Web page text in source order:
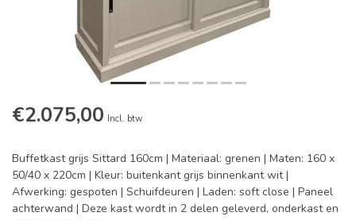
€2.075,00 Incl. btw
Buffetkast grijs Sittard 160cm | Materiaal: grenen | Maten: 160 x
50/40 x 220cm | Kleur: buitenkant grijs binnenkant wit |
Afwerking: gespoten | Schuifdeuren | Laden: soft close | Paneel
achterwand | Deze kast wordt in 2 delen geleverd, onderkast en